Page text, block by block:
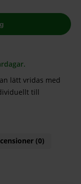
lätt vridas med
till
(0)